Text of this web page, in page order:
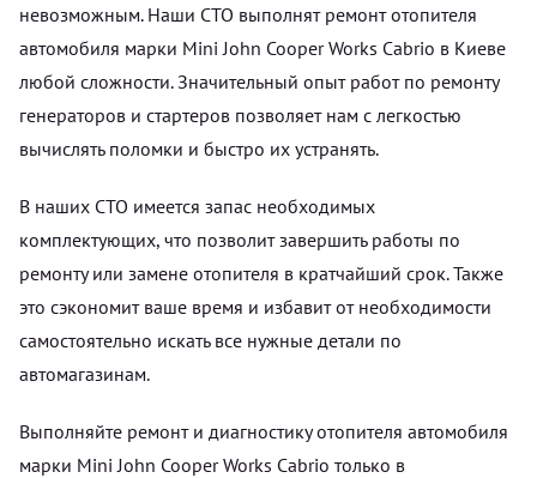
невозможным. Наши СТО выполнят ремонт отопителя
автомобиля марки Mini John Cooper Works Cabrio в Киеве
любой сложности. Значительный опыт работ по ремонту
генераторов и стартеров позволяет нам с легкостью
вычислять поломки и быстро их устранять.
В наших СТО имеется запас необходимых
комплектующих, что позволит завершить работы по
ремонту или замене отопителя в кратчайший срок. Также
это сэкономит ваше время и избавит от необходимости
самостоятельно искать все нужные детали по
автомагазинам.
Выполняйте ремонт и диагностику отопителя автомобиля
марки Mini John Cooper Works Cabrio только в